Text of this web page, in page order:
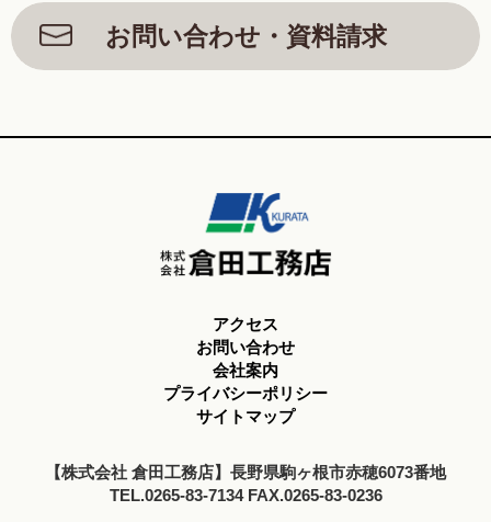
お問い合わせ・資料請求
アクセス
お問い合わせ
会社案内
プライバシーポリシー
サイトマップ
【株式会社 倉田工務店】長野県駒ヶ根市赤穂6073番地
TEL.0265-83-7134 FAX.0265-83-0236